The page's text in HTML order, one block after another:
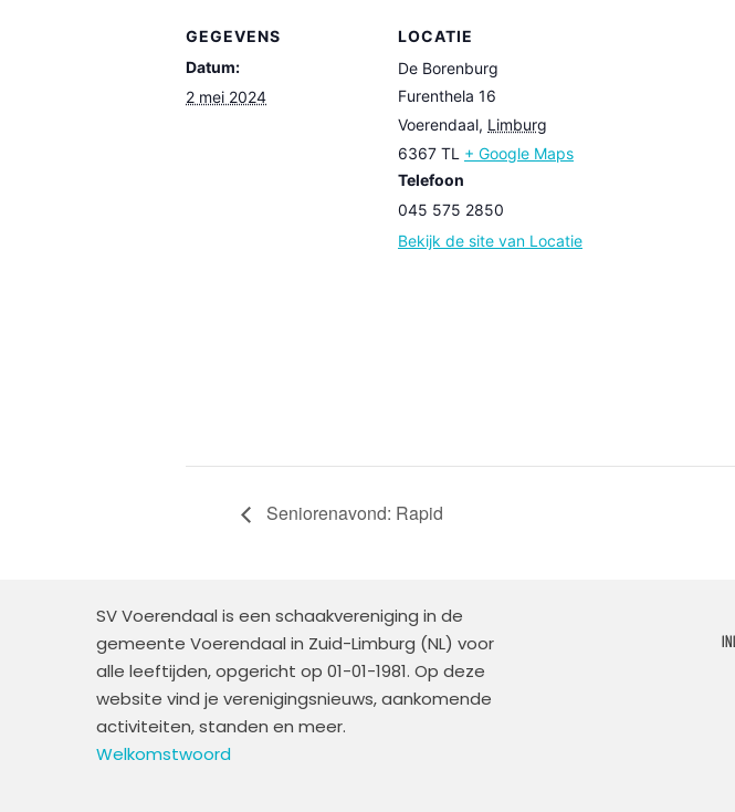
GEGEVENS
Datum:
2 mei 2024
LOCATIE
De Borenburg
Furenthela 16
Voerendaal, Limburg
6367 TL + Google Maps
Telefoon
045 575 2850
Bekijk de site van Locatie
Seniorenavond: Rapid
SV Voerendaal is een schaakvereniging in de
gemeente Voerendaal in Zuid-Limburg (NL) voor
alle leeftijden, opgericht op 01-01-1981. Op deze
website vind je verenigingsnieuws, aankomende
activiteiten, standen en meer.
Welkomstwoord